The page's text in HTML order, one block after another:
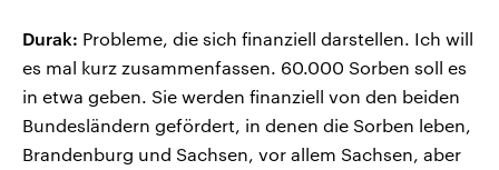
Durak: Probleme, die sich finanziell darstellen. Ich will
es mal kurz zusammenfassen. 60.000 Sorben soll es
in etwa geben. Sie werden finanziell von den beiden
Bundesländern gefördert, in denen die Sorben leben,
Brandenburg und Sachsen, vor allem Sachsen, aber